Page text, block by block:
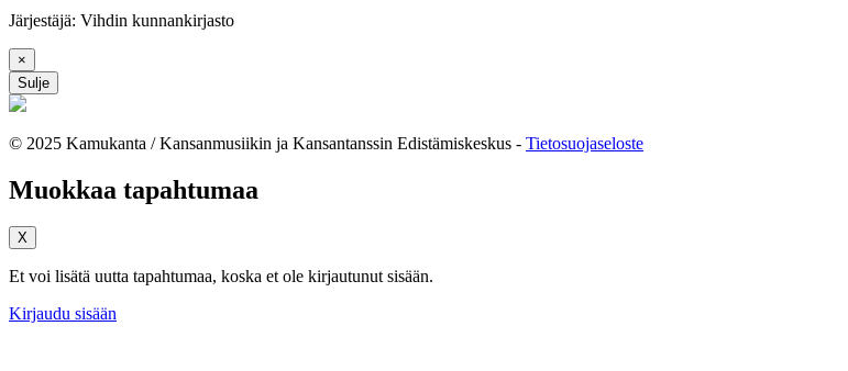
Järjestäjä: Vihdin kunnankirjasto
×
Sulje
© 2025 Kamukanta / Kansanmusiikin ja Kansantanssin Edistämiskeskus - Tietosuojaseloste
Muokkaa tapahtumaa
X
Et voi lisätä uutta tapahtumaa, koska et ole kirjautunut sisään.
Kirjaudu sisään